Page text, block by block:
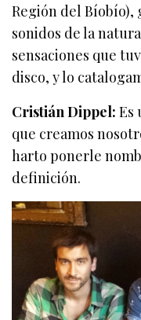
Región del Bíobío),
sonidos de la
sensaciones que
disco, y lo
Cristián Dippel: Es
que creamos
harto ponerle
definición.